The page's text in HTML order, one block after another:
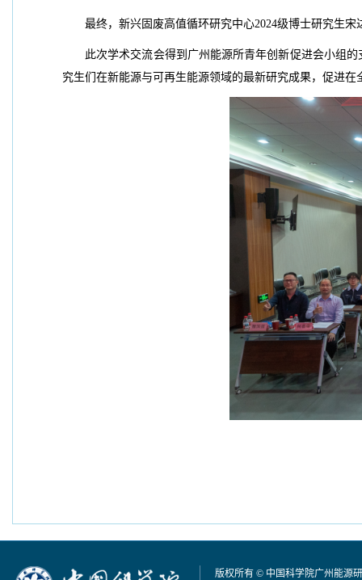
最终，新兴固废高值循环研究中心2024级博士研究生
此次学术交流会得到广州能源所青年创新促进会小组
究生们在新能源与可再生能源领域的最新研究成果，促进
版权所有 © 中国科学院广州能源